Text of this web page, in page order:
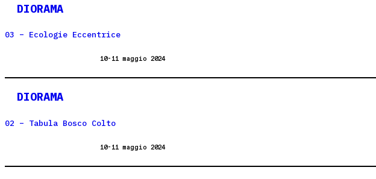
DIORAMA
03 – Ecologie Eccentrice
10-11 maggio 2024
DIORAMA
02 – Tabula Bosco Colto
10-11 maggio 2024